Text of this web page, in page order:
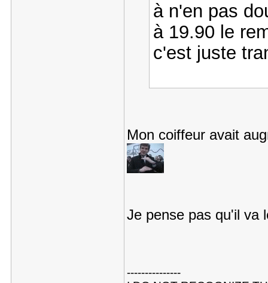
à n'en pas
à 19.90 le
c'est juste
Mon coiffeur avait
Je pense pas qu'il va
---------------